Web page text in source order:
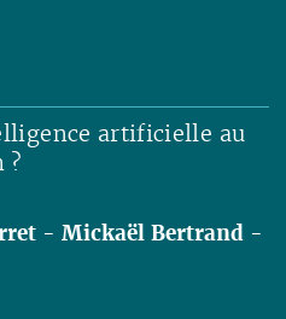
artificielle au
?
-Mickaël Bertrand -